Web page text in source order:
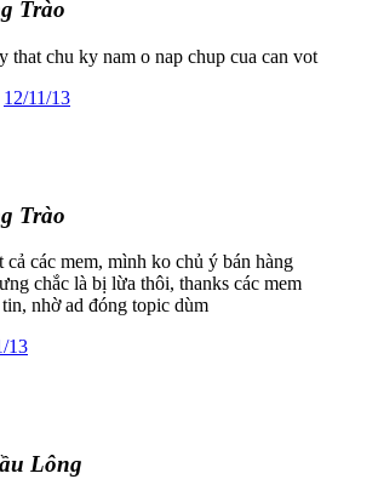
Trào
that chu ky nam o nap chup cua can vot
12/11/13
Trào
cả các mem, mình ko chủ ý bán hàng
chắc là bị lừa thôi, thanks các mem
nhờ ad đóng topic dùm
13
Lông